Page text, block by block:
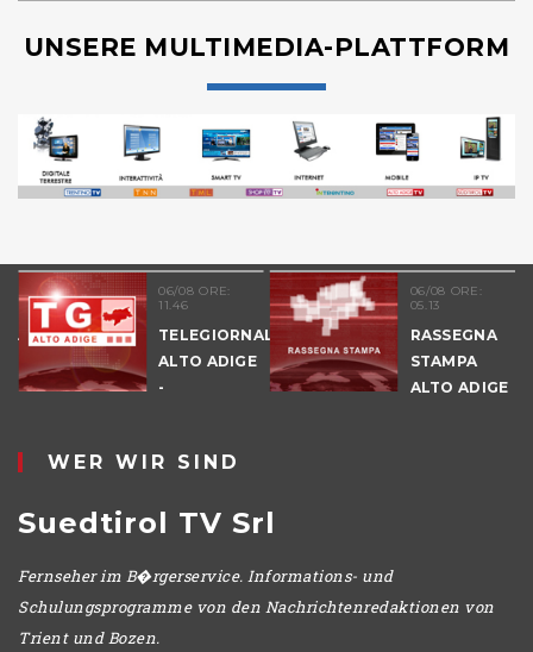
UNSERE MULTIMEDIA-PLATTFORM
06/08 ORE:
11.46
TELEGIORNALE
ALTO ADIGE
-
06/08 ORE:
05.13
RASSEGNA
STAMPA
ALTO ADIGE
WER WIR SIND
Suedtirol TV Srl
Fernseher im B�rgerservice. Informations- und
Schulungsprogramme von den Nachrichtenredaktionen von
Trient und Bozen.